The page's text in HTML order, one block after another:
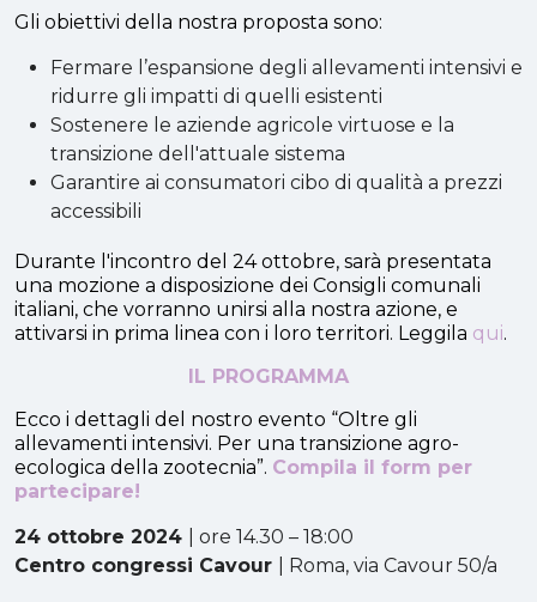
Gli obiettivi della nostra proposta sono:
Fermare l’espansione degli allevamenti intensivi e
ridurre gli impatti di quelli esistenti
Sostenere le aziende agricole virtuose e la
transizione dell'attuale sistema
Garantire ai consumatori cibo di qualità a prezzi
accessibili
Durante l'incontro del 24 ottobre, sarà presentata
una mozione a disposizione dei Consigli comunali
italiani, che vorranno unirsi alla nostra azione, e
attivarsi in prima linea con i loro territori. Leggila qui.
IL PROGRAMMA
Ecco i dettagli del nostro evento “Oltre gli
allevamenti intensivi. Per una transizione agro-
ecologica della zootecnia”. Compila il form per
partecipare!
24 ottobre 2024
| ore 14.30 – 18:00
Centro congressi Cavour
| Roma, via Cavour 50/a